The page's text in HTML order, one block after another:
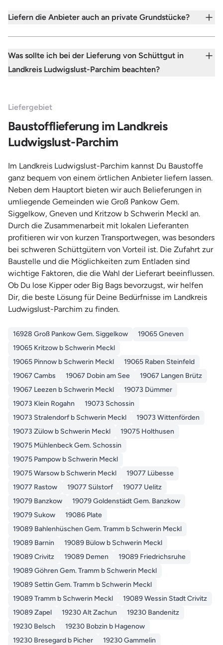
Liefern die Anbieter auch an private Grundstücke?
Was sollte ich bei der Lieferung von Schüttgut in
Landkreis Ludwigslust-Parchim beachten?
Liefergebiet
Baustofflieferung im Landkreis
Ludwigslust-Parchim
Im Landkreis Ludwigslust-Parchim kannst Du Baustoffe
ganz bequem von einem örtlichen Anbieter liefern lassen.
Neben dem Hauptort bieten wir auch Belieferungen in
umliegende Gemeinden wie Groß Pankow Gem.
Siggelkow, Gneven und Kritzow b Schwerin Meckl an.
Durch die Zusammenarbeit mit lokalen Lieferanten
profitieren wir von kurzen Transportwegen, was besonders
bei schweren Schüttgütern von Vorteil ist. Die Zufahrt zur
Baustelle und die Möglichkeiten zum Entladen sind
wichtige Faktoren, die die Wahl der Lieferart beeinflussen.
Ob Du lose Kipper oder Big Bags bevorzugst, wir helfen
Dir, die beste Lösung für Deine Bedürfnisse im Landkreis
Ludwigslust-Parchim zu finden.
16928 Groß Pankow Gem. Siggelkow
19065 Gneven
19065 Kritzow b Schwerin Meckl
19065 Pinnow b Schwerin Meckl
19065 Raben Steinfeld
19067 Cambs
19067 Dobin am See
19067 Langen Brütz
19067 Leezen b Schwerin Meckl
19073 Dümmer
19073 Klein Rogahn
19073 Schossin
19073 Stralendorf b Schwerin Meckl
19073 Wittenförden
19073 Zülow b Schwerin Meckl
19075 Holthusen
19075 Mühlenbeck Gem. Schossin
19075 Pampow b Schwerin Meckl
19075 Warsow b Schwerin Meckl
19077 Lübesse
19077 Rastow
19077 Sülstorf
19077 Uelitz
19079 Banzkow
19079 Goldenstädt Gem. Banzkow
19079 Sukow
19086 Plate
19089 Bahlenhüschen Gem. Tramm b Schwerin Meckl
19089 Barnin
19089 Bülow b Schwerin Meckl
19089 Crivitz
19089 Demen
19089 Friedrichsruhe
19089 Göhren Gem. Tramm b Schwerin Meckl
19089 Settin Gem. Tramm b Schwerin Meckl
19089 Tramm b Schwerin Meckl
19089 Wessin Stadt Crivitz
19089 Zapel
19230 Alt Zachun
19230 Bandenitz
19230 Belsch
19230 Bobzin b Hagenow
19230 Bresegard b Picher
19230 Gammelin